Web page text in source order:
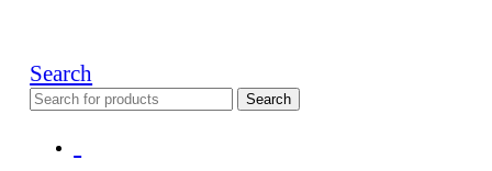
Search
Search
for: